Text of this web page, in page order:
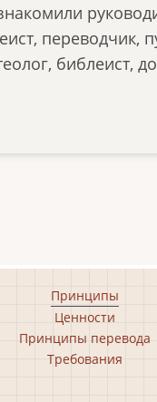
переводчик,
библеист,
Принципы
Ценности
Принципы перевода
Требования